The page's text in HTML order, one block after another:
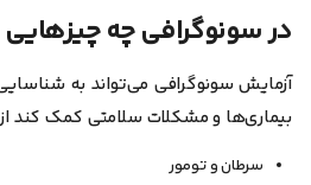
در سونوگرافی چه
آزمایش سونوگرافی‌ می‌تواند به
بیماری‌ها و مشکلات سلامتی کمک کند
سرطان و تومور